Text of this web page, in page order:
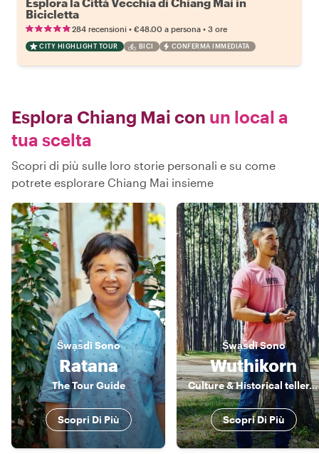
Bicicletta
284 recensioni • €48.00 a persona • 3 ore
CITY HIGHLIGHT TOUR BICI CONFERMA IMMEDIATA
Esplora Chiang Mai con un local a
tua scelta
Scopri di più sulle loro storie personali e su come
potrete esplorare Chiang Mai insieme
S̄wạs̄dīSono
Ratana
The Tour Guide
Scopri Di Più
S̄wạs̄dīSono
Wuthikorn
Culture & Historical teller, Foodies, Easy going person...
Scopri Di Più